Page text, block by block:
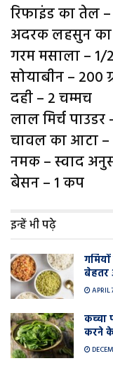
रिफाइंड का तेल
अदरक लहसुन का
गरम मसाला – 1/
सोयाबीन – 200
दही – 2 चम्मच
लाल मिर्च पाउडर
चावल का आटा
नमक – स्वाद
बेसन – 1 कप
इन्हें भी पढ़े
बेहतर
APRIL
कच्चा
करने